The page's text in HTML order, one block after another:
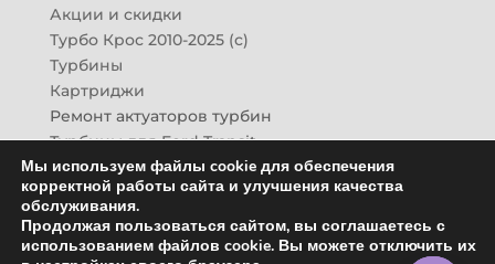
Акции и скидки
Турбо Крос 2010-2025 (с)
Турбины
Картриджи
Ремонт актуаторов турбин
Турбины для Ford Transit
Турбины для Mazda CX-7
Картридж для ГАЗон-Next
Турбины HINO (Хино)
Купить новую турбину
Мы используем файлы cookie для обеспечения
корректной работы сайта и улучшения качества
обслуживания.
Продолжая пользоваться сайтом, вы соглашаетесь с
использованием файлов cookie. Вы можете отключить их